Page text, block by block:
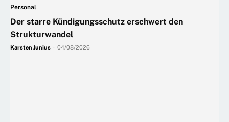
Personal
Der starre Kündigungsschutz erschwert den
Strukturwandel
Karsten Junius 04/08/2026